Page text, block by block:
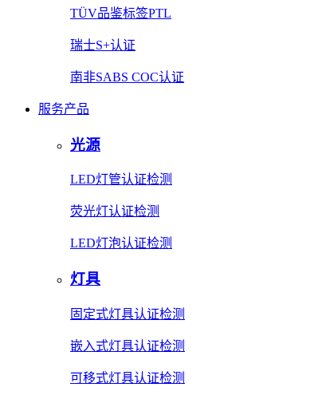
TÜV品鉴标签PTL
瑞士S+认证
南非SABS COC认证
服务产品
光源
LED灯管认证检测
荧光灯认证检测
LED灯泡认证检测
灯具
固定式灯具认证检测
嵌入式灯具认证检测
可移式灯具认证检测